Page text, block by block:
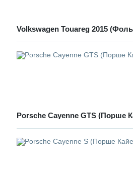
Volkswagen Touareg 2015
Porsche Cayenne GTS (Порше